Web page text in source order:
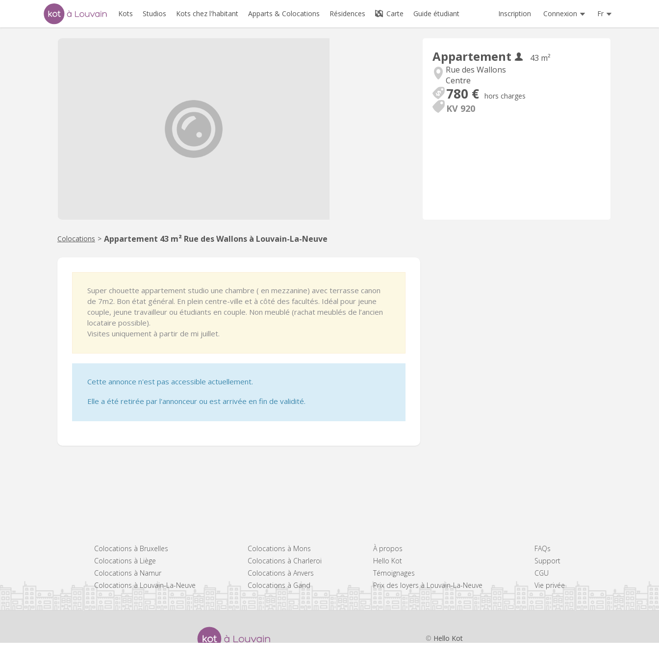
Kots Studios Kots chez l'habitant Apparts & Colocations Résidences Carte Guide étudiant Inscription Connexion Fr
Appartement
43 m²
Rue des Wallons
Centre
780 € hors charges
KV 920
Colocations > Appartement 43 m² Rue des Wallons à Louvain-La-Neuve
Super chouette appartement studio une chambre ( en mezzanine) avec terrasse canon
de 7m2. Bon état général. En plein centre-ville et à côté des facultés. Idéal pour jeune
couple, jeune travailleur ou étudiants en couple. Non meublé (rachat meublés de l’ancien
locataire possible).
Visites uniquement à partir de mi juillet.
Cette annonce n'est pas accessible actuellement.
Elle a été retirée par l'annonceur ou est arrivée en fin de validité.
Colocations à Bruxelles
Colocations à Liège
Colocations à Namur
Colocations à Louvain-La-Neuve
Colocations à Mons
Colocations à Charleroi
Colocations à Anvers
Colocations à Gand
À propos
Hello Kot
Témoignages
Prix des loyers à Louvain-La-Neuve
FAQs
Support
CGU
Vie privée
© Hello Kot